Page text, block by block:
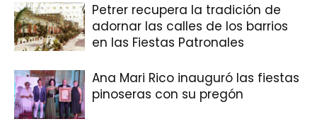
Petrer recupera la tradición de
adornar las calles de los barrios
en las Fiestas Patronales
Ana Mari Rico inauguró las fiestas
pinoseras con su pregón